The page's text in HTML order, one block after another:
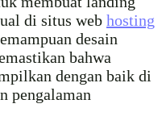
di situs web hosting
desain
bahwa
dengan baik di
pengalaman